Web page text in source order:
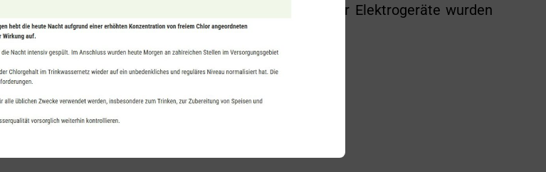
mehr wahrnehmen; bei der Kontrolle der Elektrogeräte wurden
Beiträge anzeigenWeiter